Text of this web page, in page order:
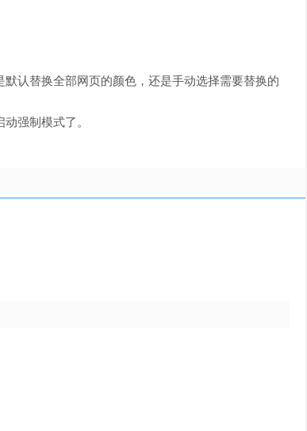
认替换全部网页的颜色，还是手动选择需要替换的
强制模式了。